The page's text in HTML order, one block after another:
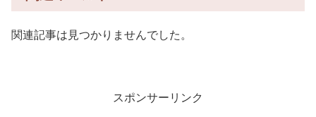
関連記事は見つかりませんでした。
スポンサーリンク